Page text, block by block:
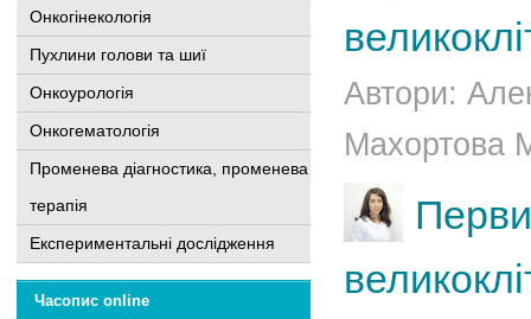
Онкогінекологія
Пухлини голови та шиї
Онкоурологія
Онкогематологія
Променева діагностика, променева
терапія
Експериментальні дослідження
Часопис online
Автори:
Махортова